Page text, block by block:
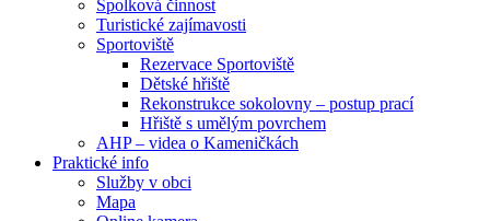
Spolková činnost
Turistické zajímavosti
Sportoviště
Rezervace Sportoviště
Dětské hřiště
Rekonstrukce sokolovny – postup prací
Hřiště s umělým povrchem
AHP – videa o Kameničkách
Praktické info
Služby v obci
Mapa